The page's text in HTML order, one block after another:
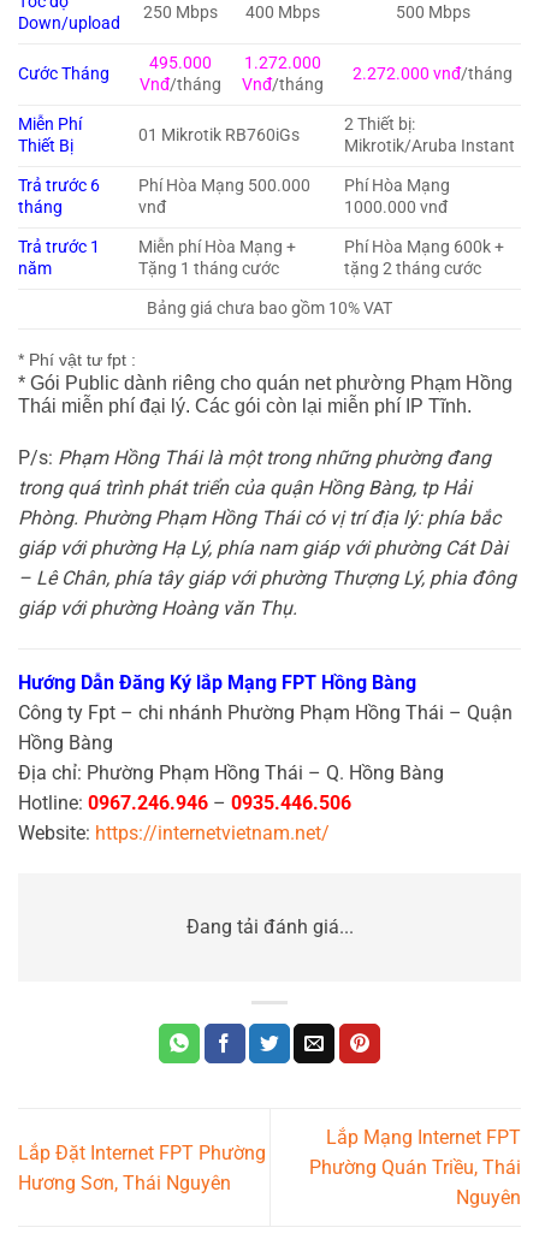
Down/upload
250 Mbps 400 Mbps 500 Mbps
Cước Tháng
495.000
Vnđ/tháng
1.272.000
Vnđ/tháng
2.272.000 vnđ/tháng
Miễn Phí
Thiết Bị
01 Mikrotik RB760iGs
2 Thiết bị:
Mikrotik/Aruba Instant
Trả trước 6
tháng
Phí Hòa Mạng 500.000
vnđ
Phí Hòa Mạng
1000.000 vnđ
Trả trước 1
năm
Miễn phí Hòa Mạng +
Tặng 1 tháng cước
Phí Hòa Mạng 600k +
tặng 2 tháng cước
Bảng giá chưa bao gồm 10% VAT
* Phí vật tư fpt :
* Gói Public dành riêng cho quán net phường Phạm Hồng
Thái miễn phí đại lý. Các gói còn lại miễn phí IP Tĩnh.
P/s: Phạm Hồng Thái là một trong những phường đang
trong quá trình phát triển của quận Hồng Bàng, tp Hải
Phòng. Phường Phạm Hồng Thái có vị trí địa lý: phía bắc
giáp với phường Hạ Lý, phía nam giáp với phường Cát Dài
– Lê Chân, phía tây giáp với phường Thượng Lý, phia đông
giáp với phường Hoàng văn Thụ.
Hướng Dẫn Đăng Ký lắp Mạng FPT Hồng Bàng
Công ty Fpt – chi nhánh Phường Phạm Hồng Thái – Quận
Hồng Bàng
Địa chỉ: Phường Phạm Hồng Thái – Q. Hồng Bàng
Hotline: 0967.246.946 – 0935.446.506
Website: https://internetvietnam.net/
Đang tải đánh giá...
Lắp Đặt Internet FPT Phường
Hương Sơn, Thái Nguyên
Lắp Mạng Internet FPT
Phường Quán Triều, Thái
Nguyên